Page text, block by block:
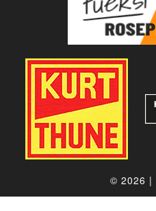
© 2026 |